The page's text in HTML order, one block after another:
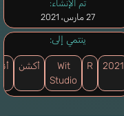
تم الإنشاء:
27 مارس، 2021
ينتمي إلى:
2021
R
Wit
Studio
أكشن